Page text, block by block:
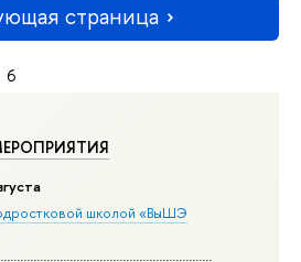
школой «ВыШЭ
страница
6